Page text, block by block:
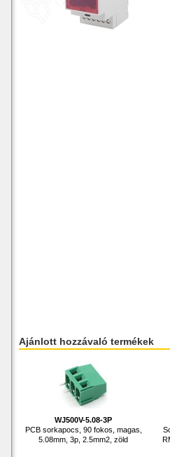
Ajánlott hozzávaló termékek
WJ500V-5.08-3P
PCB sorkapocs, 90 fokos, magas,
5.08mm, 3p, 2.5mm2, zöld